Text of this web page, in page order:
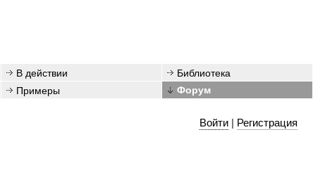
В действии
Библиотека
Примеры Форум
Войти| Регистрация